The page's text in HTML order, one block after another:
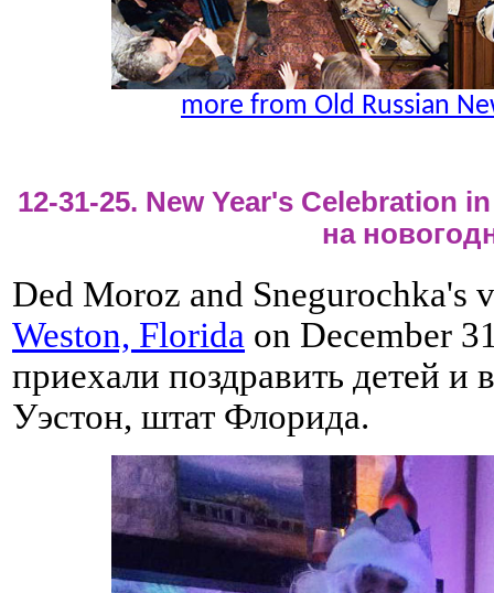
more from Old Russian
12-31-25. New Year's Celebration
на
Ded Moroz and Snegurochka's
Weston, Florida on December
приехали поздравить детей и
Уэстон, штат Флорида.